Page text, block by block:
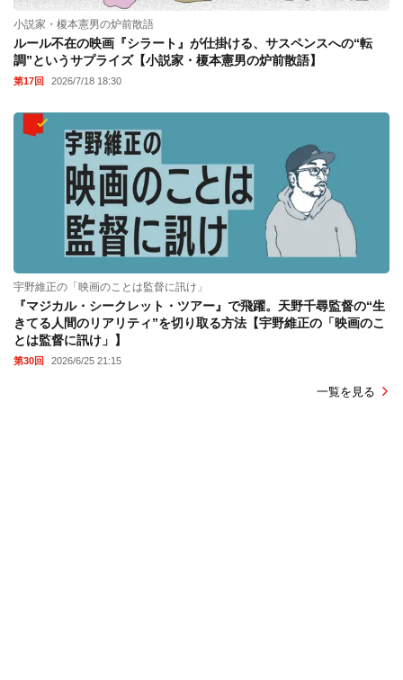
小説家・榎本憲男の炉前散語
ルール不在の映画『シラート』が仕掛ける、サスペンスへの“転
調”というサプライズ【小説家・榎本憲男の炉前散語】
第17回 2026/7/18 18:30
宇野維正の「映画のことは監督に訊け」
『マジカル・シークレット・ツアー』で飛躍。天野千尋監督の“生
きてる人間のリアリティ”を切り取る方法【宇野維正の「映画のこ
とは監督に訊け」】
第30回 2026/6/25 21:15
一覧を見る